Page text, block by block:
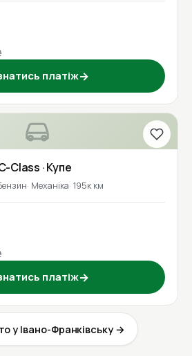
платіж→
Class · Купе
Механіка 195к км
платіж→
у Івано-Франківську →